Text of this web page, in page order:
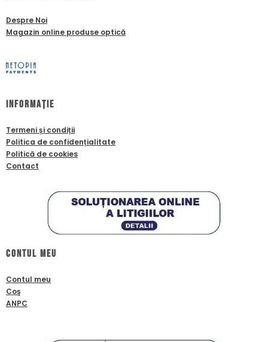
Despre Noi
Magazin online produse optică
Informație
Termeni și condiții
Politica de confidențialitate
Politică de cookies
Contact
Contul meu
Contul meu
Coş
ANPC